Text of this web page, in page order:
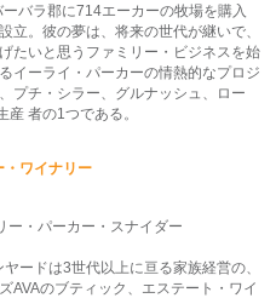
バラ郡に714エーカーの牧場を購入
立。彼の夢は、将来の世代が継いで、
たいと思うファミリー・ビジネスを始
イーライ・パーカーの情熱的なプロジ
プチ・シラー、グルナッシュ、ロー
者の1つである。
ワイナリー
ー・パーカー・スナイダー
ードは3世代以上に亘る家族経営の、
AVAのブティック、エステート・ワイ